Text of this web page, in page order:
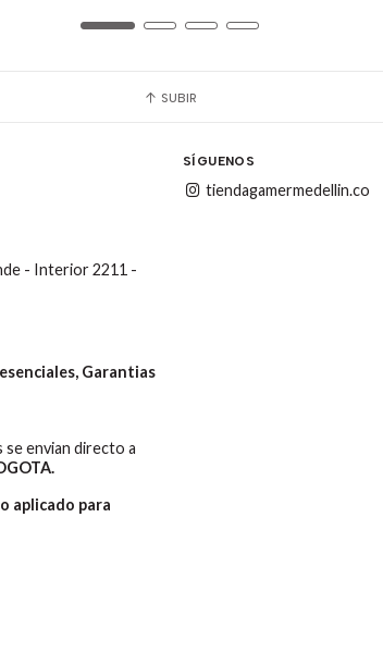
SUBIR
- Interior 2211 -
Garantias
se envian directo a
aplicado para
SÍGUENOS
tiendagamermedellin.co